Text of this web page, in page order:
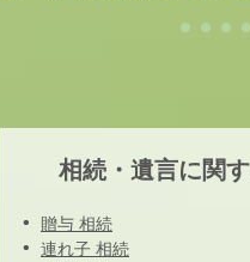
相続・遺言に関
贈与 相続
連れ子 相続